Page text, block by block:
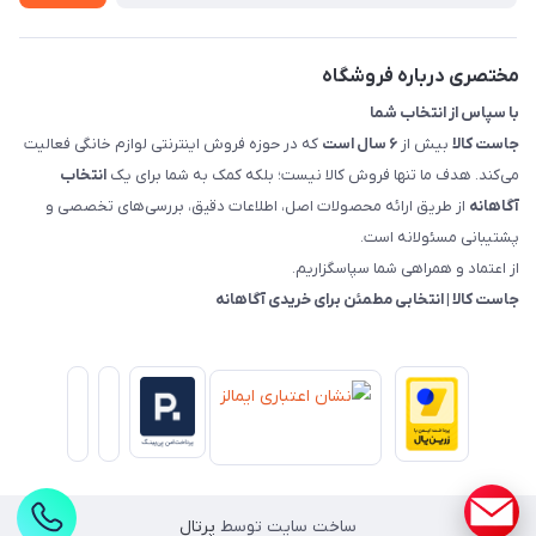
مختصری درباره فروشگاه
با سپاس از انتخاب شما
جاست کالا بیش از ۶ سال است
که در حوزه فروش اینترنتی لوازم خانگی فعالیت
می‌کند. هدف ما تنها فروش کالا نیست؛ بلکه کمک به شما برای یک انتخاب
آگاهانه از طریق ارائه محصولات اصل، اطلاعات دقیق، بررسی‌های تخصصی و
پشتیبانی مسئولانه است.
از اعتماد و همراهی شما سپاسگزاریم.
جاست کالا | انتخابی مطمئن برای خریدی آگاهانه
ساخت سایت توسط پرتال